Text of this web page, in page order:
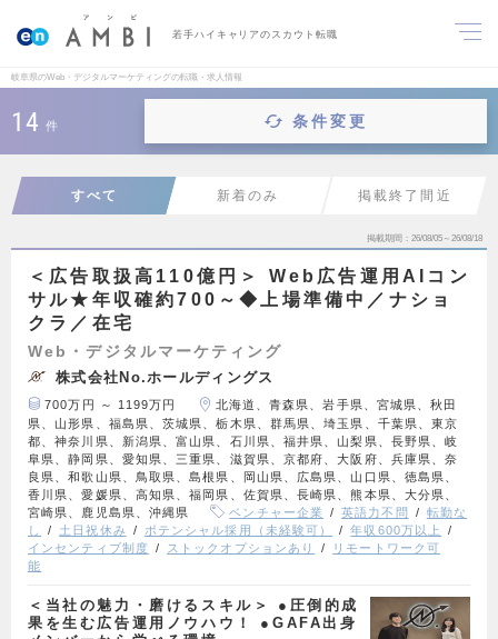
若手ハイキャリアのスカウト転職
岐阜県のWeb・デジタルマーケティングの転職・求人情報
14 件 条件変更
すべて 新着のみ 掲載終了間近
掲載期間 26/08/05～26/08/18
＜広告取扱高110億円＞ Web広告運用AIコン
サル★年収確約700～◆上場準備中／ナショ
クラ／在宅
Web・デジタルマーケティング
株式会社No.ホールディングス
700万円 ～ 1199万円
北海道、青森県、岩手県、宮城県、秋田
県、山形県、福島県、茨城県、栃木県、群馬県、埼玉県、千葉県、東京
都、神奈川県、新潟県、富山県、石川県、福井県、山梨県、長野県、岐
阜県、静岡県、愛知県、三重県、滋賀県、京都府、大阪府、兵庫県、奈
良県、和歌山県、鳥取県、島根県、岡山県、広島県、山口県、徳島県、
香川県、愛媛県、高知県、福岡県、佐賀県、長崎県、熊本県、大分県、
宮崎県、鹿児島県、沖縄県
ベンチャー企業 英語力不問
転勤な
し
土日祝休み ポテンシャル採用（未経験可）
年収600万以上
インセンティブ制度
ストックオプションあり
リモートワーク可
能
＜当社の魅力・磨けるスキル＞ ●圧倒的成
果を生む広告運用ノウハウ！ ●GAFA出身